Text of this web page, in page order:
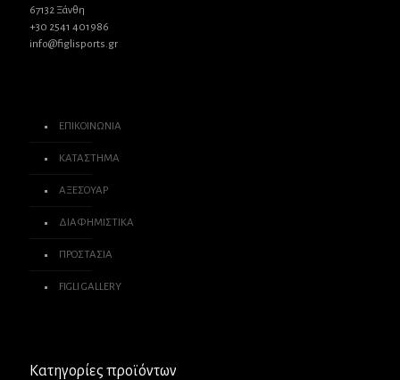
67132 Ξάνθη
+30 2541 401986
info@figlisports.gr
ΕΠΙΚΟΙΝΩΝΙΑ
ΚΑΤΑΣΤΗΜΑ
ΑΞΕΣΟΥΑΡ
ΔΙΑΦΗΜΙΣΤΙΚΑ
ΠΡΟΣΤΑΣΙΑ
FIGLI GALLERY
Κατηγορίες προϊόντων